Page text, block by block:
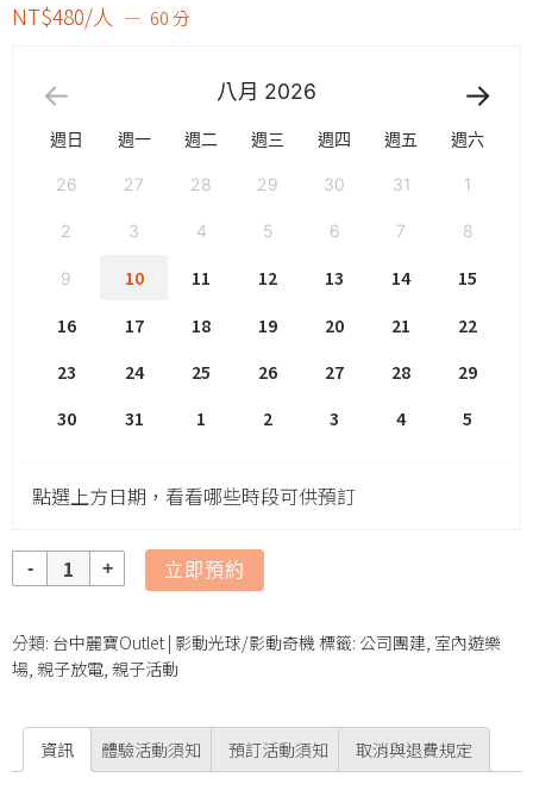
NT$480/人 60 分
八月 2026
週日 週一 週二 週三 週四 週五 週六
26 27 28 29 30 31 1
2 3 4 5 6 7 8
9 10 11 12 13 14
15
16
17 18 19 20 21
22
23
24 25 26 27 28
29
30
31 1 2 3 4 5
點選上方日期，看看哪些時段可供預訂
數
量
立即預約
分類: 台中麗寶Outlet | 影動光球/影動奇機標籤: 公司團建, 室內遊樂
場, 親子放電, 親子活動
資訊 體驗活動須知 預訂活動須知 取消與退費規定